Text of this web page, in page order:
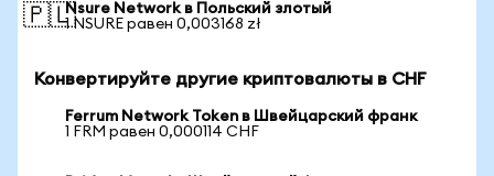
🇵🇱Nsure Network в Польский злотый
1 NSURE равен 0,003168 zł
Конвертируйте другие криптовалюты в CHF
Ferrum Network Token в Швейцарский франк
1 FRM равен 0,000114 CHF